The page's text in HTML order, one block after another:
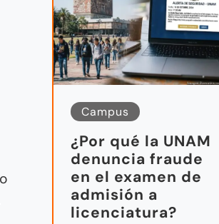
Campus
¿Por qué la UNAM
denuncia fraude
en el examen de
admisión a
licenciatura?